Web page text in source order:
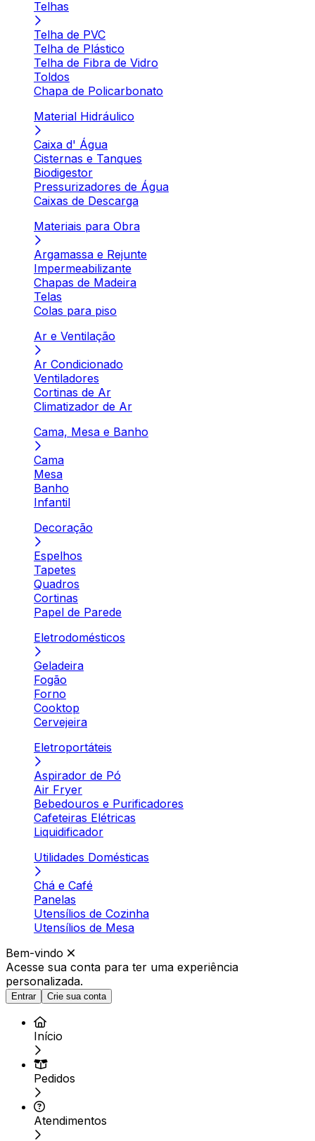
Telhas
Telha de PVC
Telha de Plástico
Telha de Fibra de Vidro
Toldos
Chapa de Policarbonato
Material Hidráulico
Caixa d' Água
Cisternas e Tanques
Biodigestor
Pressurizadores de Água
Caixas de Descarga
Materiais para Obra
Argamassa e Rejunte
Impermeabilizante
Chapas de Madeira
Telas
Colas para piso
Ar e Ventilação
Ar Condicionado
Ventiladores
Cortinas de Ar
Climatizador de Ar
Cama, Mesa e Banho
Cama
Mesa
Banho
Infantil
Decoração
Espelhos
Tapetes
Quadros
Cortinas
Papel de Parede
Eletrodomésticos
Geladeira
Fogão
Forno
Cooktop
Cervejeira
Eletroportáteis
Aspirador de Pó
Air Fryer
Bebedouros e Purificadores
Cafeteiras Elétricas
Liquidificador
Utilidades Domésticas
Chá e Café
Panelas
Utensílios de Cozinha
Utensílios de Mesa
Bem-vindo
Acesse sua conta para ter uma experiência
personalizada.
Entrar Crie sua conta
Início
Pedidos
Atendimentos